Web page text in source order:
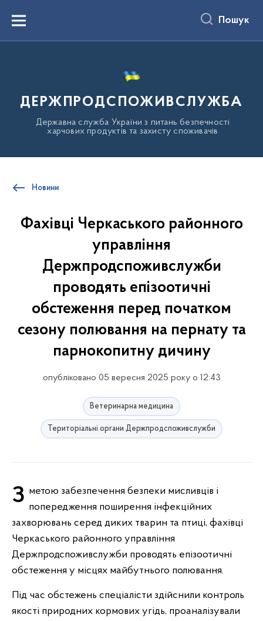
вмістуMenu Пошук
ДЕРЖПРОДСПОЖИВСЛУЖБА
Державна служба України з питань безпечності
харчових продуктів та захисту споживачів
Новини
Фахівці Черкаського районного
управління
Держпродспоживслужби
проводять епізоотичні
обстеження перед початком
сезону полювання на пернату та
парнокопитну дичину
опубліковано 05 вересня 2025 року о 12:43
Ветеринарна медицина
Територіальні органи Держпродспоживслужби
З метою забезпечення безпеки мисливців і попередження поширення інфекційних
захворювань серед диких тварин та птиці, фахівці
Черкаського районного управління
Держпродспоживслужби проводять епізоотичні
обстеження у місцях майбутнього полювання.
Під час обстежень спеціалісти здійснили контроль
якості природних кормових угідь, проаналізували